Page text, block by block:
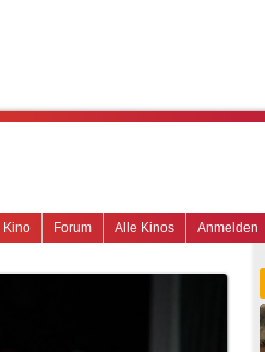
Anmelden
Alle Kinos
Forum
Kino